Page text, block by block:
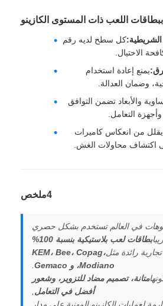
الشريطية:كل سطح لديه رقم
الاحتيال.
يمنع إعادة استخدام
وضمان العدالة.
والأبعاد تضمن التوافق
التعامل.
يقلل من انعكاس كاميرات
اكتشاف محاولات الغش.
4ملخص
في العالم تستخدم بشكل حصري
بطاقات لعب بلاستيكية بنسبة 100%
رائدة مثلKEM، Bee، Copag،
Modiano، و Gemaco
متانة، تصميم مضاد للتزوير، وشعور
أفضل في التعامل